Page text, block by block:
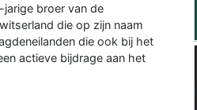
broer van de
die op zijn naam
die ook bij het
actieve bijdrage aan het